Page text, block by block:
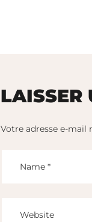
LAISSER
Votre adresse e-mail